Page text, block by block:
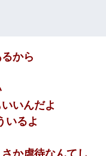
から
いんだよ
いるよ